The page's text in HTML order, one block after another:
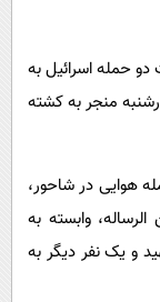
حمله اسرائیل به
منجر به کشته
هوایی در شاحور،
وابسته به
و یک نفر دیگر به